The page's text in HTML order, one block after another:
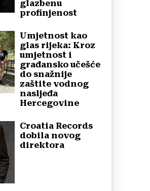
glazbenu
profinjenost
Umjetnost kao
glas rijeka: Kroz
umjetnost i
građansko učešće
do snažnije
zaštite vodnog
nasljeđa
Hercegovine
Croatia Records
dobila novog
direktora